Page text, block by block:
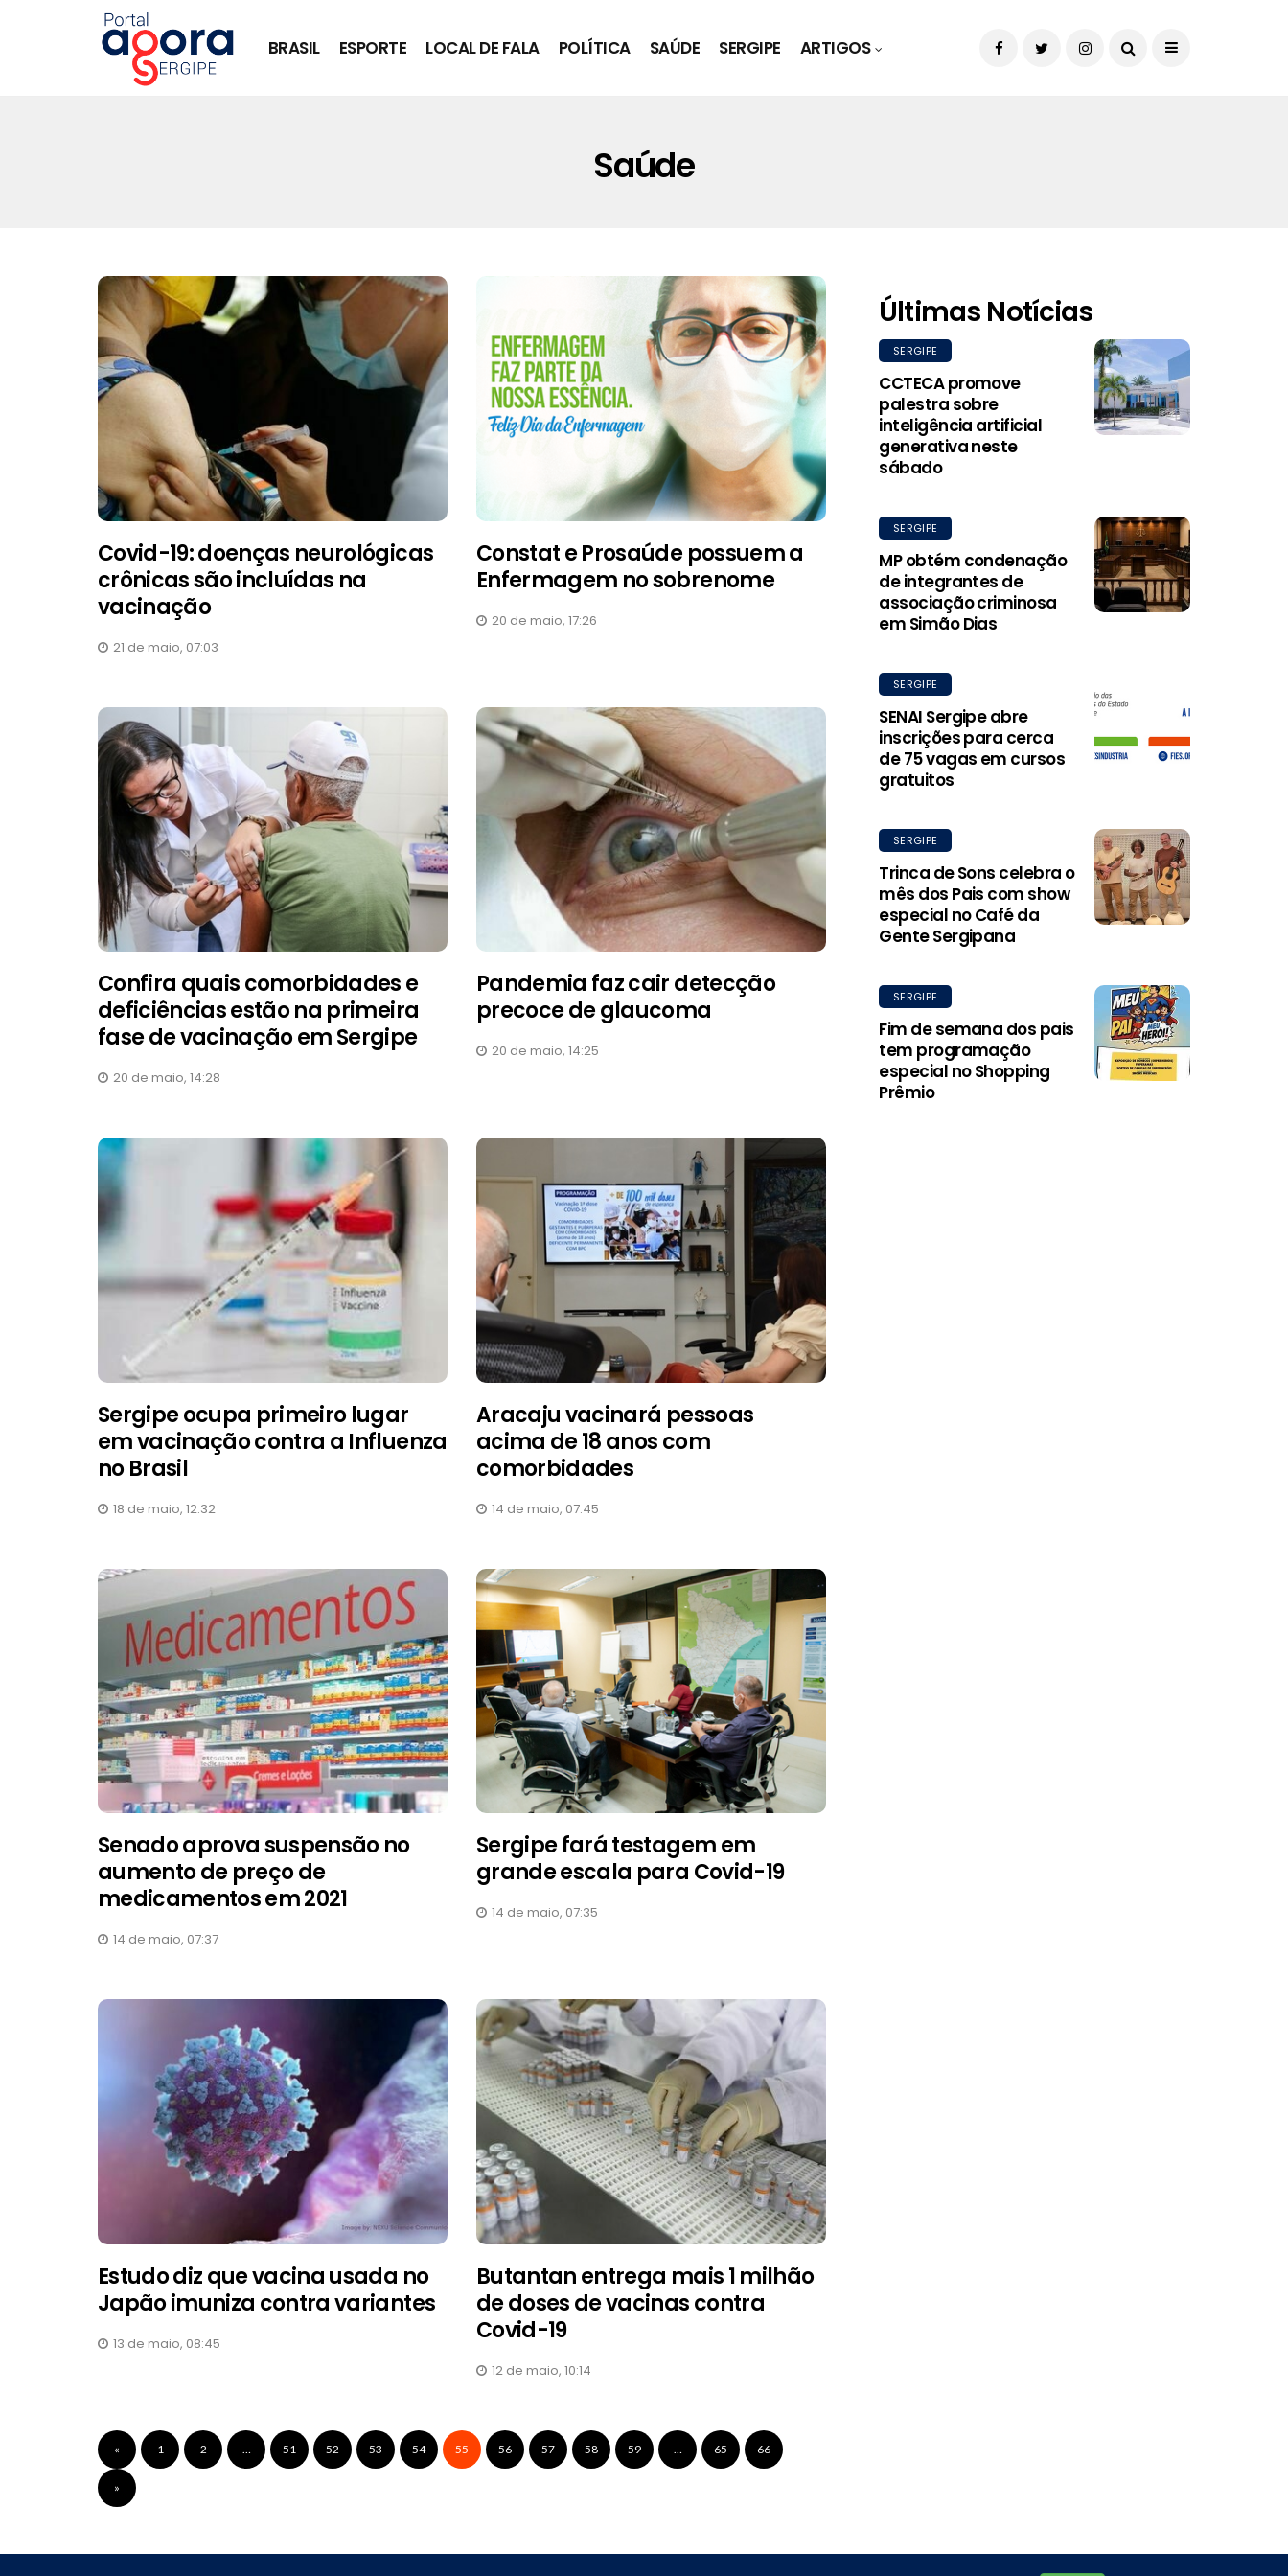
BRASIL ESPORTE LOCAL DE FALA POLÍTICA SAÚDE SERGIPE ARTIGOS
Saúde
Covid-19: doenças neurológicas
crônicas são incluídas na
vacinação
21 de maio, 07:03
Constat e Prosaúde possuem a
Enfermagem no sobrenome
20 de maio, 17:26
Confira quais comorbidades e
deficiências estão na primeira
fase de vacinação em Sergipe
20 de maio, 14:28
Pandemia faz cair detecção
precoce de glaucoma
20 de maio, 14:25
Sergipe ocupa primeiro lugar
em vacinação contra a Influenza
no Brasil
18 de maio, 12:32
Aracaju vacinará pessoas
acima de 18 anos com
comorbidades
14 de maio, 07:45
Senado aprova suspensão no
aumento de preço de
medicamentos em 2021
14 de maio, 07:37
Sergipe fará testagem em
grande escala para Covid-19
14 de maio, 07:35
Estudo diz que vacina usada no
Japão imuniza contra variantes
13 de maio, 08:45
Butantan entrega mais 1 milhão
de doses de vacinas contra
Covid-19
12 de maio, 10:14
« 1 2 … 51 52 53 54 55 56 57 58 59 … 65 66
»
Últimas Notícias
SERGIPE
CCTECA promove
palestra sobre
inteligência artificial
generativa neste
sábado
SERGIPE
MP obtém condenação
de integrantes de
associação criminosa
em Simão Dias
SERGIPE
SENAI Sergipe abre
inscrições para cerca
de 75 vagas em cursos
gratuitos
SERGIPE
Trinca de Sons celebra o
mês dos Pais com show
especial no Café da
Gente Sergipana
SERGIPE
Fim de semana dos pais
tem programação
especial no Shopping
Prêmio